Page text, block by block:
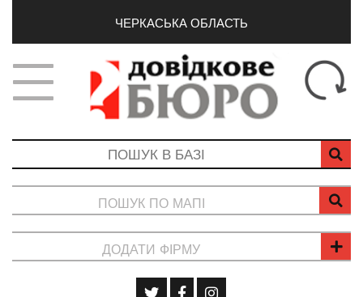
ЧЕРКАСЬКА ОБЛАСТЬ
ПОШУК ПО МАПІ
ДОДАТИ ФІРМУ